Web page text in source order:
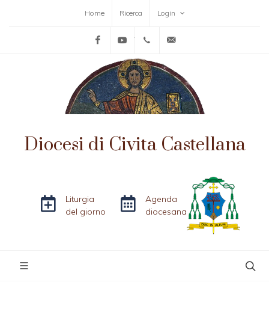
Home Ricerca Login
FacebookYouTube+39-0761-515152
Diocesi di Civita Castellana
Liturgia
del giorno
Agenda
diocesana